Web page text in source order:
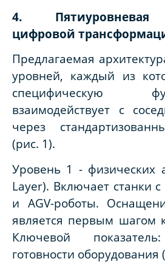
4. Пятиуровневая
цифровой
Предлагаемая
уровней, каждый из
специфическую
взаимодействует с
через
(рис. 1).
Уровень 1 - физических
Layer). Включает станки
и AGV-роботы.
является первым шагом
Ключевой
готовности оборудования